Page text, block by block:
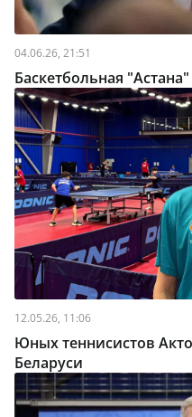
04.06.26, 21:51
Баскетбольная
12.05.26, 11:06
Юных теннисистов
Беларуси